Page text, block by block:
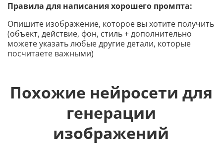
Правила для написания хорошего промпта:
Опишите изображение, которое вы хотите получить
(объект, действие, фон, стиль + дополнительно
можете указать любые другие детали, которые
посчитаете важными)
Похожие нейросети для
генерации
изображений